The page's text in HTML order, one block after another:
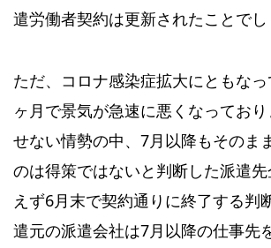
遣労働者契約は更新されたことでし
ただ、コロナ感染症拡大にともな
ヶ月で景気が急速に悪くなってお
せない情勢の中、7月以降もそのま
のは得策ではないと判断した派遣
えず6月末で契約通りに終了する判
遣元の派遣会社は7月以降の仕事先